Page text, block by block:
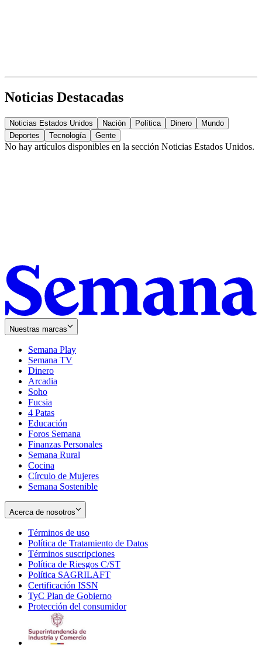
Noticias Destacadas
Noticias Estados Unidos Nación Política Dinero
Mundo
Deportes
Tecnología Gente
No hay artículos disponibles en la sección Noticias Estados Unidos.
Nuestras marcas
Semana Play
Semana TV
Dinero
Arcadia
Soho
in
new
window
Fucsia
in
new
window
4 Patas
Educación
Foros Semana
Finanzas Personales
Semana Rural
Cocina
Círculo de Mujeres
Semana Sostenible
Acerca de nosotros
Términos de uso
in
new
window
Política de Tratamiento de Datos
Términos suscripciones
in
Política de Riesgos C/ST
Política SAGRILAFT
new
window
Certificación ISSN
in
new
TyC Plan de Gobierno
in
Protección del consumidorOpens